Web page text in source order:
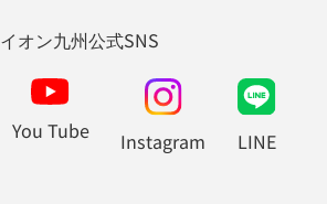
イオン九州公式SNS
You Tube Instagram LINE